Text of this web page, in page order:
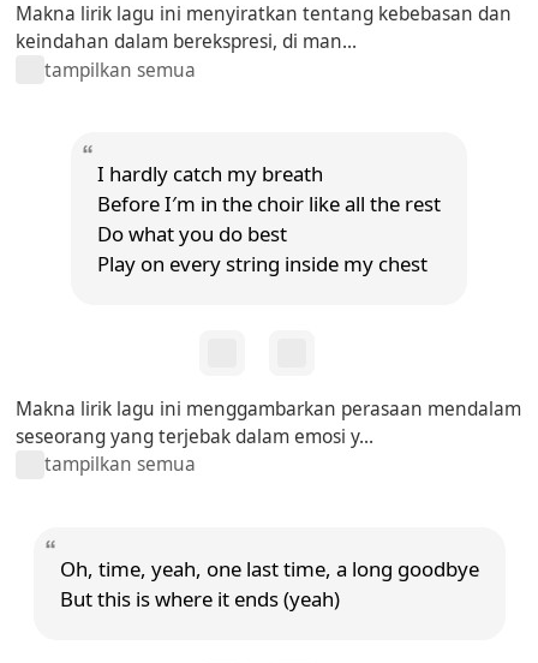
Makna lirik lagu ini menyiratkan tentang kebebasan dan
keindahan dalam berekspresi, di man...
tampilkan semua
I hardly catch my breath
Before I′m in the choir like all the rest
Do what you do best
Play on every string inside my chest
Makna lirik lagu ini menggambarkan perasaan mendalam
seseorang yang terjebak dalam emosi y...
tampilkan semua
Oh, time, yeah, one last time, a long goodbye
But this is where it ends (yeah)